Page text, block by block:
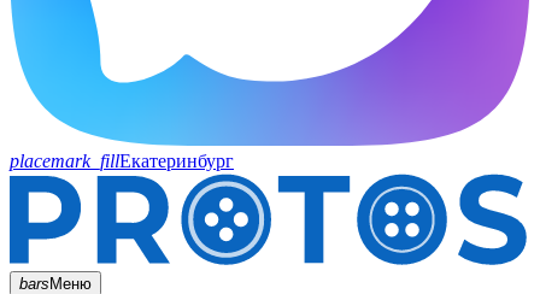
placemark_fillЕкатеринбург
barsМеню